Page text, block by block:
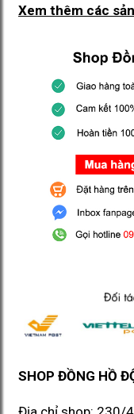
Xem thêm các
SHOP ĐỒNG HỒ